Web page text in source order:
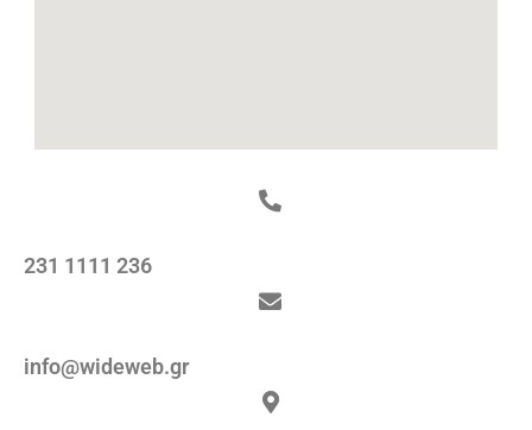
231 1111 236
info@wideweb.gr